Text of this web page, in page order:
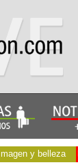
Imagen y belleza